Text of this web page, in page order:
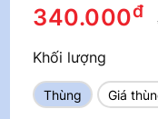
340.000đ
Khối lượng
Thùng Giá